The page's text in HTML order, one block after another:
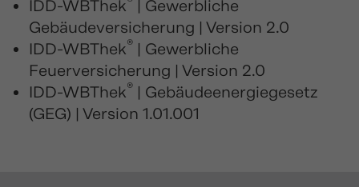
IDD-WBThek
| Gewerbliche
Gebäudeversicherung | Version 2.0
IDD-WBThek® | Gewerbliche
Feuerversicherung | Version 2.0
IDD-WBThek® | Gebäudeenergiegesetz
(GEG) | Version 1.01.001